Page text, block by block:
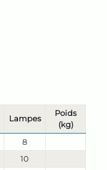
Lampes
Poids
(kg)
8
10